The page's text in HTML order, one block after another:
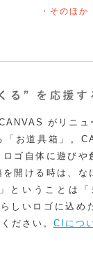
・そのほか
がリニュ
「お道具箱」。
ゴ自体に遊び
を開ける時は、
ということは
しいロゴに込め
ださい。 CIにつ